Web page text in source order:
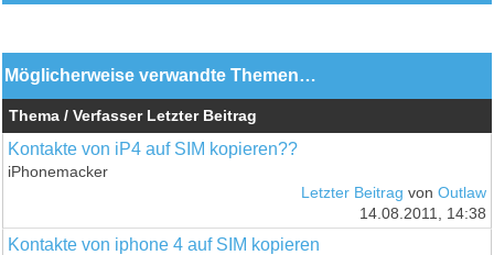
Möglicherweise verwandte Themen…
Thema / Verfasser Letzter Beitrag
Kontakte von iP4 auf SIM kopieren??
iPhonemacker
Letzter Beitrag von Outlaw
14.08.2011, 14:38
Kontakte von iphone 4 auf SIM kopieren